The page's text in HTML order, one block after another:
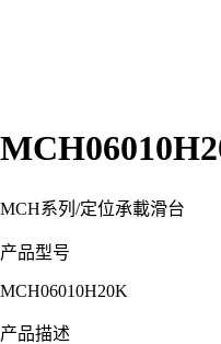
MCH系列 /定位承載滑台
产品型号
MCH06010H20K
产品描述